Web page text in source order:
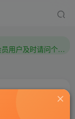
本站已开启QQ微信快速登录 ,拥有本站会员用户及时请问个人中心绑定！